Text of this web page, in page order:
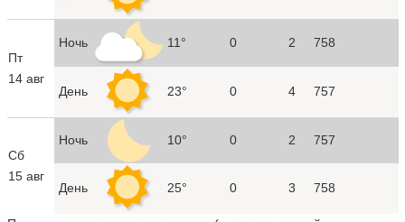
Пт
14 авг
Ночь 11° 0 2 758
День 23° 0 4 757
Сб
15 авг
Ночь 10° 0 2 757
День 25° 0 3 758